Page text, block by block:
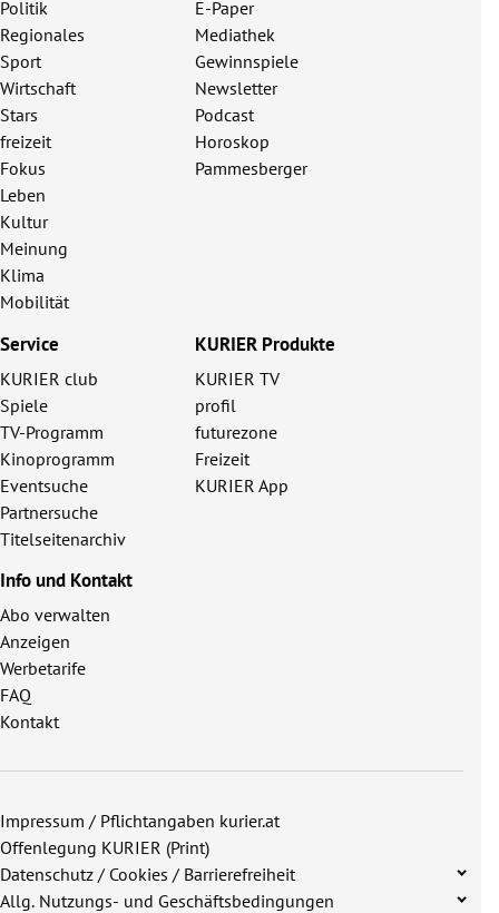
Politik
Regionales
Sport
Wirtschaft
Stars
freizeit
Fokus
Leben
Kultur
Meinung
Klima
Mobilität
E-Paper
Mediathek
Gewinnspiele
Newsletter
Podcast
Horoskop
Pammesberger
Service
KURIER club
Spiele
TV-Programm
Kinoprogramm
Eventsuche
Partnersuche
Titelseitenarchiv
KURIER Produkte
KURIER TV
profil
futurezone
Freizeit
KURIER App
Info und Kontakt
Abo verwalten
Anzeigen
Werbetarife
FAQ
Kontakt
Impressum / Pflichtangaben kurier.at
Offenlegung KURIER (Print)
Datenschutz / Cookies / Barrierefreiheit
Allg. Nutzungs- und Geschäftsbedingungen